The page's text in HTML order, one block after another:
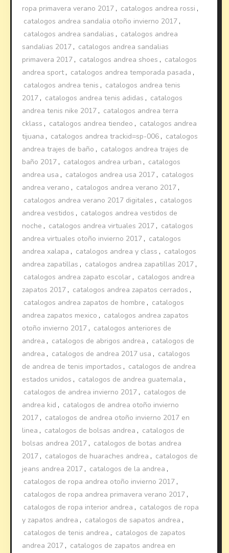
ropa primavera verano 2017 , catalogos andrea rossi ,
catalogos andrea sandalia otoño invierno 2017 ,
catalogos andrea sandalias , catalogos andrea
sandalias 2017 , catalogos andrea sandalias
primavera 2017 , catalogos andrea shoes , catalogos
andrea sport, catalogos andrea temporada pasada ,
catalogos andrea tenis , catalogos andrea tenis
2017 , catalogos andrea tenis adidas , catalogos
andrea tenis nike 2017 , catalogos andrea terra
cklass , catalogos andrea tiendeo , catalogos andrea
tijuana , catalogos andrea trackid=sp-006 , catalogos
andrea trajes de baño , catalogos andrea trajes de
baño 2017 , catalogos andrea urban , catalogos
andrea usa , catalogos andrea usa 2017 , catalogos
andrea verano , catalogos andrea verano 2017 ,
catalogos andrea verano 2017 digitales , catalogos
andrea vestidos , catalogos andrea vestidos de
noche , catalogos andrea virtuales 2017 , catalogos
andrea virtuales otoño invierno 2017 , catalogos
andrea xalapa , catalogos andrea y class , catalogos
andrea zapatillas , catalogos andrea zapatillas 2017 ,
catalogos andrea zapato escolar , catalogos andrea
zapatos 2017 , catalogos andrea zapatos cerrados ,
catalogos andrea zapatos de hombre , catalogos
andrea zapatos mexico , catalogos andrea zapatos
otoño invierno 2017 , catalogos anteriores de
andrea , catalogos de abrigos andrea , catalogos de
andrea , catalogos de andrea 2017 usa , catalogos
de andrea de tenis importados , catalogos de andrea
estados unidos , catalogos de andrea guatemala ,
catalogos de andrea invierno 2017 , catalogos de
andrea kid , catalogos de andrea otoño invierno
2017 , catalogos de andrea otoño invierno 2017 en
linea , catalogos de bolsas andrea , catalogos de
bolsas andrea 2017 , catalogos de botas andrea
2017 , catalogos de huaraches andrea , catalogos de
jeans andrea 2017 , catalogos de la andrea ,
catalogos de ropa andrea otoño invierno 2017 ,
catalogos de ropa andrea primavera verano 2017 ,
catalogos de ropa interior andrea , catalogos de ropa
y zapatos andrea , catalogos de sapatos andrea ,
catalogos de tenis andrea , catalogos de zapatos
andrea 2017 , catalogos de zapatos andrea en